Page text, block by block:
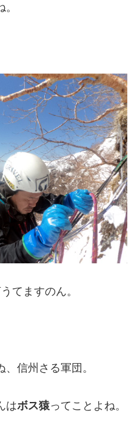
てますのん。
信州さる軍団。
はボス猿ってことよね。